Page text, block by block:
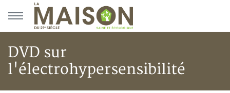
Aller au menu principal
Aller au contenu principal
DVD sur
l'électrohypersensibilité